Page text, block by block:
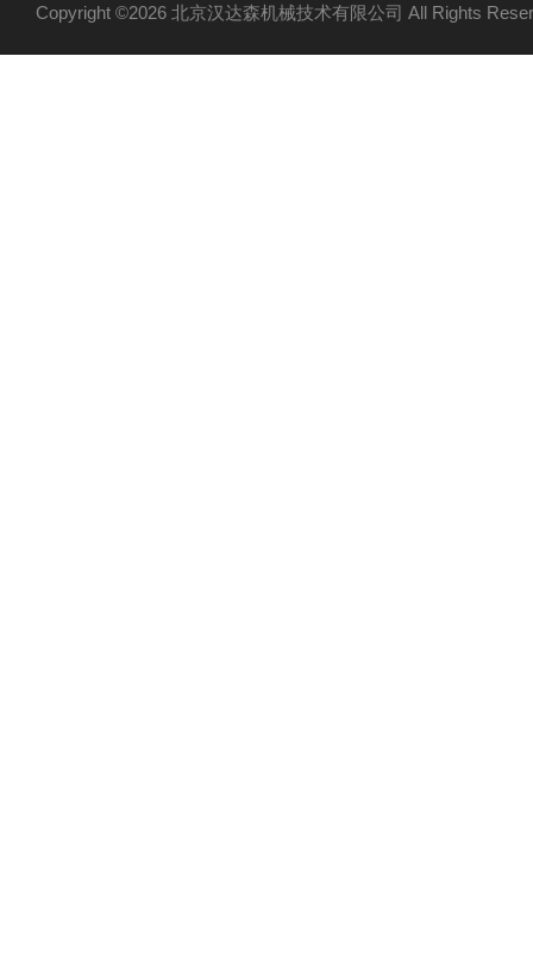
Copyright ©2026 北京汉达森机械技术有限公司 All Rights